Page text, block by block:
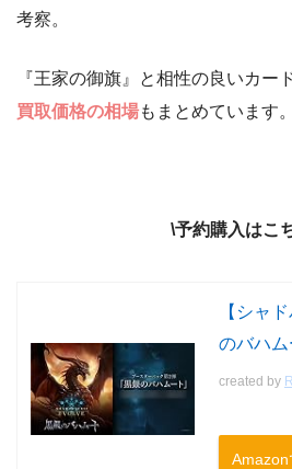
考察。
『王家の御旗』と相性の良いカー
買取価格の相場もまとめています。
\予約購入はこ
【シャ
のバハム
created by
Amazon